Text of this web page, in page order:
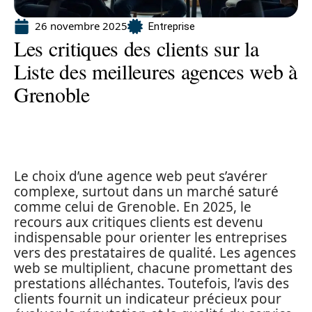
26 novembre 2025 Entreprise
Les critiques des clients sur la
Liste des meilleures agences web à
Grenoble
Le choix d’une agence web peut s’avérer
complexe, surtout dans un marché saturé
comme celui de Grenoble. En 2025, le
recours aux critiques clients est devenu
indispensable pour orienter les entreprises
vers des prestataires de qualité. Les agences
web se multiplient, chacune promettant des
prestations alléchantes. Toutefois, l’avis des
clients fournit un indicateur précieux pour